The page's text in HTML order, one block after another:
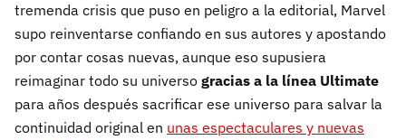
tremenda crisis que puso en peligro a la editorial, Marvel
supo reinventarse confiando en sus autores y apostando
por contar cosas nuevas, aunque eso supusiera
reimaginar todo su universo gracias a la línea Ultimate
para años después sacrificar ese universo para salvar la
continuidad original en unas espectaculares y nuevas